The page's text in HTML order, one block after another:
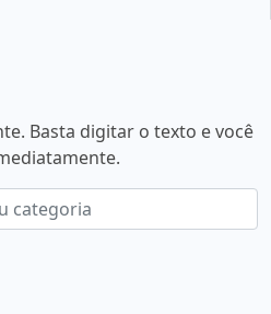
Basta digitar o texto e você